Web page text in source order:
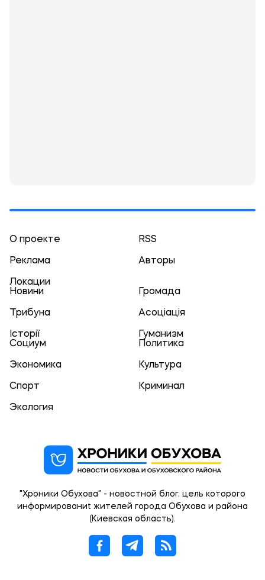
О проекте RSS
Реклама Авторы
Локации
Новини
Громада
Трибуна Асоціація
Історії
Гуманизм
Социум
Политика
Экономика Культура
Спорт Криминал
Экология
"Хроники Обухова" - новостной блог, цель которого
информированиt жителей города Обухова и района
(Киевская область).